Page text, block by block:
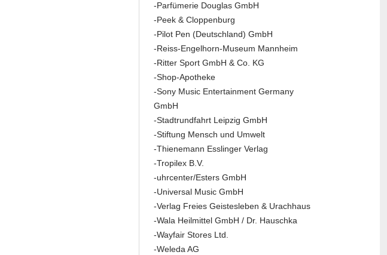
-Parfümerie Douglas GmbH
-Peek & Cloppenburg
-Pilot Pen (Deutschland) GmbH
-Reiss-Engelhorn-Museum Mannheim
-Ritter Sport GmbH & Co. KG
-Shop-Apotheke
-Sony Music Entertainment Germany
GmbH
-Stadtrundfahrt Leipzig GmbH
-Stiftung Mensch und Umwelt
-Thienemann Esslinger Verlag
-Tropilex B.V.
-uhrcenter/Esters GmbH
-Universal Music GmbH
-Verlag Freies Geistesleben & Urachhaus
-Wala Heilmittel GmbH / Dr. Hauschka
-Wayfair Stores Ltd.
-Weleda AG